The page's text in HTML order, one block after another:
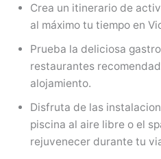
Crea un itinerario de
al máximo tu tiempo en
Prueba la deliciosa
restaurantes
alojamiento.
Disfruta de las
piscina al aire libre o el
rejuvenecer durante tu